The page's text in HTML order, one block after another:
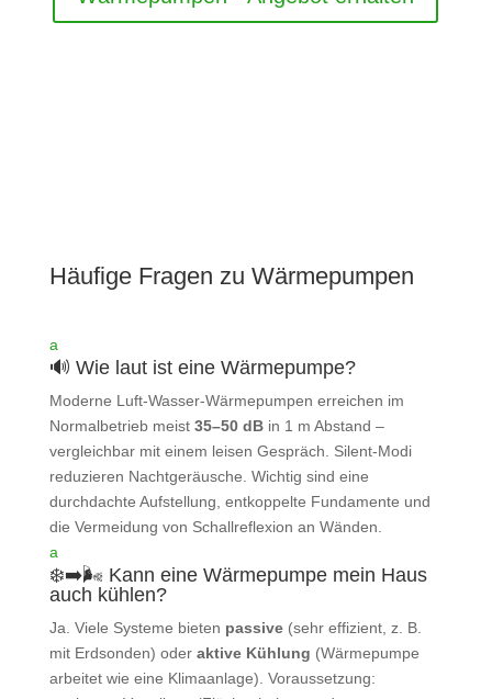
Häufige Fragen zu Wärmepumpen
a
🔊 Wie laut ist eine Wärmepumpe?
Moderne Luft‑Wasser‑Wärmepumpen erreichen im
Normalbetrieb meist 35–50 dBin 1 m Abstand –
vergleichbar mit einem leisen Gespräch. Silent‑Modi
reduzieren Nachtgeräusche. Wichtig sind eine
durchdachte Aufstellung, entkoppelte Fundamente und
die Vermeidung von Schallreflexion an Wänden.
a
❄️➡️🌬️ Kann eine Wärmepumpe mein Haus
auch kühlen?
Ja. Viele Systeme bieten passive(sehr effizient, z. B.
mit Erdsonden) oder aktive Kühlung (Wärmepumpe
arbeitet wie eine Klimaanlage). Voraussetzung: